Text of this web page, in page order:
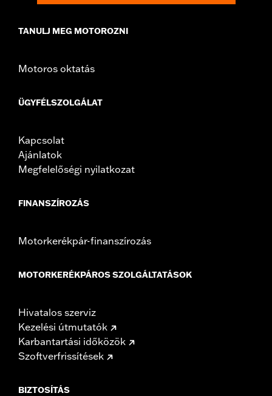
TANULJ MEG MOTOROZNI
Motoros oktatás
ÜGYFÉLSZOLGÁLAT
Kapcsolat
Ajánlatok
Megfelelőségi nyilatkozat
FINANSZÍROZÁS
Motorkerékpár-finanszírozás
MOTORKERÉKPÁROS SZOLGÁLTATÁSOK
Hivatalos szerviz
Kezelési útmutatók
Karbantartási időközök
Szoftverfrissítések
BIZTOSÍTÁS